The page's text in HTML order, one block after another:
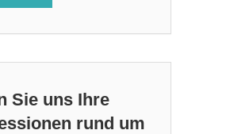
Sie uns Ihre
rund um